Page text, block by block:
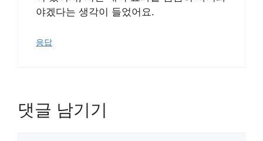
야겠다는 생각이 들었어요.
응답
댓글 남기기